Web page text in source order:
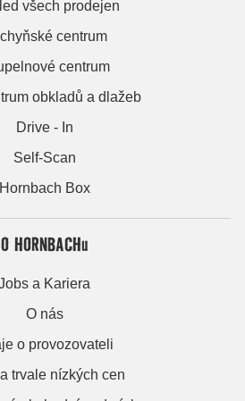
všech prodejen
centrum
centrum
obkladů a dlažeb
Drive - In
Self-Scan
Hornbach Box
O HORNBACHu
a Kariera
O nás
o provozovateli
trvale nízkých cen